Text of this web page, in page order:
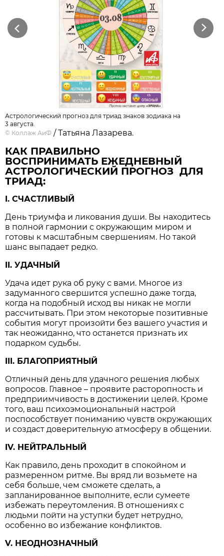
Previous Next
Астрологический прогноз для триад знаков зодиака на
3 августа.
© Коллаж АиФ / Татьяна Лазарева.
КАК ПРАВИЛЬНО
ВОСПРИНИМАТЬ ЕЖЕДНЕВНЫЙ
АСТРОЛОГИЧЕСКИЙ ПРОГНОЗ ДЛЯ
ТРИАД:
I. СЧАСТЛИВЫЙ
День триумфа и ликования души. Вы находитесь
в полной гармонии с окружающим миром и
готовы к масштабным свершениям. Но такой
шанс выпадает редко.
II. УДАЧНЫЙ
Удача идет рука об руку с вами. Многое из
задуманного свершится успешно даже тогда,
когда на подобный исход вы никак не могли
рассчитывать. При этом некоторые позитивные
события могут произойти без вашего участия и
так неожиданно, что останется признать их
подарком судьбы.
III. БЛАГОПРИЯТНЫЙ
Отличный день для удачного решения любых
вопросов. Главное – проявите расторопность и
предприимчивость в достижении целей. Кроме
того, ваш психоэмоциональный настрой
поспособствует пониманию чувств окружающих
и создаст доверительную атмосферу в общении.
IV. НЕЙТРАЛЬНЫЙ
Как правило, день проходит в спокойном и
размеренном ритме. Вы вряд ли возьмете на
себя больше, чем сможете сделать, а
запланированное выполните, если сумеете
избежать переутомления. В отношениях с
людьми пойти на уступки будет нетрудно,
особенно во избежание конфликтов.
V. НЕОДНОЗНАЧНЫЙ